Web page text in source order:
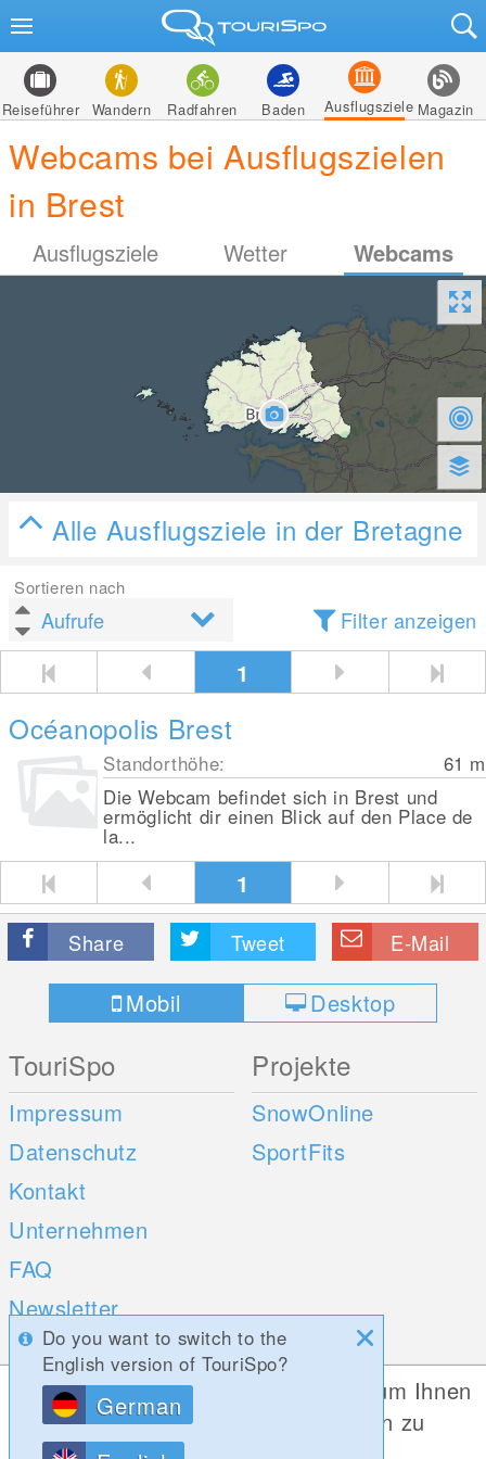
Reiseführer Wandern Radfahren Baden Ausflugsziele Magazin
Webcams bei Ausflugszielen
in Brest
Ausflugsziele Wetter Webcams
Alle Ausflugsziele in der Bretagne
Sortieren nach
Filter anzeigen
1
Océanopolis Brest
Standorthöhe: 61 m
Die Webcam befindet sich in Brest und
ermöglicht dir einen Blick auf den Place de
la...
1
Share Tweet E-Mail
Mobil Desktop
TouriSpo
Impressum
Datenschutz
Kontakt
Unternehmen
FAQ
Newsletter
Umfragen
Projekte
SnowOnline
SportFits
Mobile Apps Social Web
Do you want to switch to the
English version of TouriSpo?
German
Diese Website verwendet Cookies, um Ihnen
die bestmögliche Funktionalität bieten zu